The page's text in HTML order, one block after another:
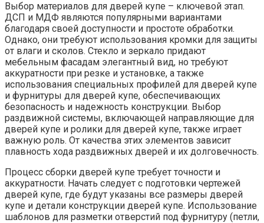
Выбор материалов для дверей купе – ключевой этап.
ДСП и МДФ являются популярными вариантами
благодаря своей доступности и простоте обработки.
Однако, они требуют использования кромки для защиты
от влаги и сколов. Стекло и зеркало придают
мебельным фасадам элегантный вид, но требуют
аккуратности при резке и установке, а также
использования специальных профилей для дверей купе
и фурнитуры для дверей купе, обеспечивающих
безопасность и надежность конструкции. Выбор
раздвижной системы, включающей направляющие для
дверей купе и ролики для дверей купе, также играет
важную роль. От качества этих элементов зависит
плавность хода раздвижных дверей и их долговечность.
Процесс сборки дверей купе требует точности и
аккуратности. Начать следует с подготовки чертежей
дверей купе, где будут указаны все размеры дверей
купе и детали конструкции дверей купе. Использование
шаблонов для разметки отверстий под фурнитуру (петли,